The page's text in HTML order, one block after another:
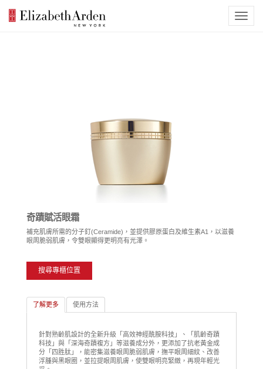
奇蹟賦活眼霜
補充肌膚所需的分子釘(Ceramide)，並提供膠原蛋白及維生素A1，以滋養
眼周脆弱肌膚，令雙眼顯得更明亮有光澤。
搜尋專櫃位置
了解更多 使用方法
針對熟齡肌設計的全新升級「高效神經酰胺科技」、「肌齡奇蹟
科技」與「深海奇蹟複方」等滋養成分外，更添加了抗老黃金成
分「四胜肽」，能密集滋養眼周脆弱肌膚，撫平眼周細紋、改善
浮腫與黑眼圈，並拉提眼周肌膚，使雙眼明亮緊緻，再現年輕光